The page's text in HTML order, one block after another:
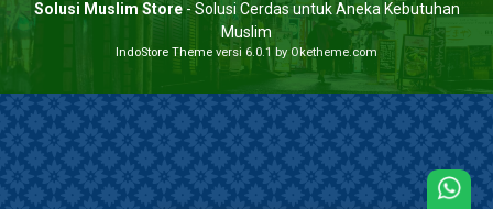
Solusi Muslim Store- Solusi Cerdas untuk Aneka Kebutuhan
Muslim
IndoStore Theme versi 6.0.1 by Oketheme.com